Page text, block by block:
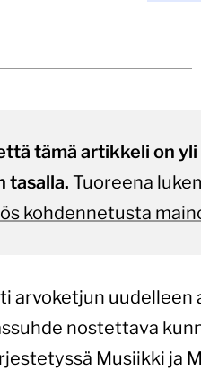
tämä artikkeli on
tasalla. Tuoreena
kohdennetusta
arvoketjun
nostettava
Musiikki ja